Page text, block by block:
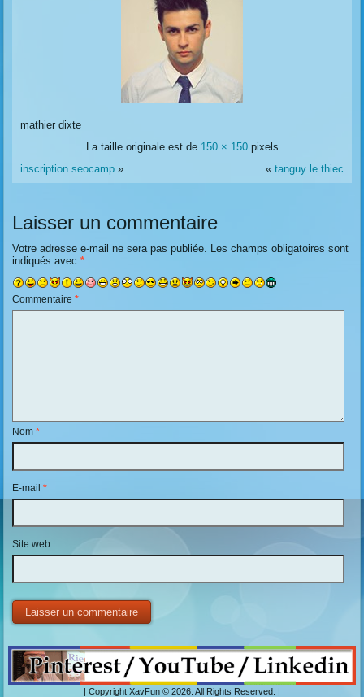
mathier dixte
La taille originale est de 150 × 150pixels
inscription seocamp » « tanguy le thiec
Laisser un commentaire
Votre adresse e-mail ne sera pas publiée. Les champs obligatoires sont
indiqués avec*
Commentaire*
Nom*
E-mail*
Site web
| Copyright XavFun © 2026. All Rights Reserved. |